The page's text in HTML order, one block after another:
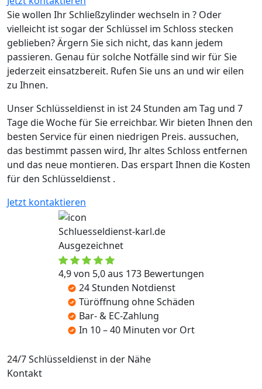
Sie wollen Ihr Schließzylinder wechseln in ? Oder
vielleicht ist sogar der Schlüssel im Schloss stecken
geblieben? Ärgern Sie sich nicht, das kann jedem
passieren. Genau für solche Notfälle sind wir für Sie
jederzeit einsatzbereit. Rufen Sie uns an und wir eilen
zu Ihnen.
Unser Schlüsseldienst in ist 24 Stunden am Tag und 7
Tage die Woche für Sie erreichbar. Wir bieten Ihnen den
besten Service für einen niedrigen Preis. aussuchen,
das bestimmt passen wird, Ihr altes Schloss entfernen
und das neue montieren. Das erspart Ihnen die Kosten
für den Schlüsseldienst .
Jetzt kontaktieren
Schluesseldienst-karl.de
Ausgezeichnet
4,9 von 5,0 aus 173 Bewertungen
24 Stunden Notdienst
Türöffnung ohne Schäden
Bar- & EC-Zahlung
In 10 – 40 Minuten vor Ort
24/7 Schlüsseldienst in der Nähe
Kontakt